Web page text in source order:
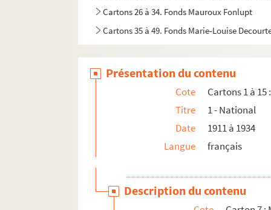
Cartons 26 à 34. Fonds Mauroux Fonlupt
Cartons 35 à 49. Fonds Marie-Louise
Carton 51 : MNU et MNV - 1. Photographies,
Carton 52 : MNG à MR. Suite du fonds
Carton 53 : MNT. Canada, Londres, DT et
Carton 54 : MNG 2. D.T. Debrouillum Tibi :
Carton 55 : MNG 2. D.T. Debrouillum Tibi:
Cartons 57 à 69. Fonds Geneviève
Cartons 70 à 79. Fonds Muriel Glogg-Sage
Présentation du contenu
Cote
Cartons 1 à 15
Titre
1 - National
Date
1911 à 1934
Langue
français
Description du contenu